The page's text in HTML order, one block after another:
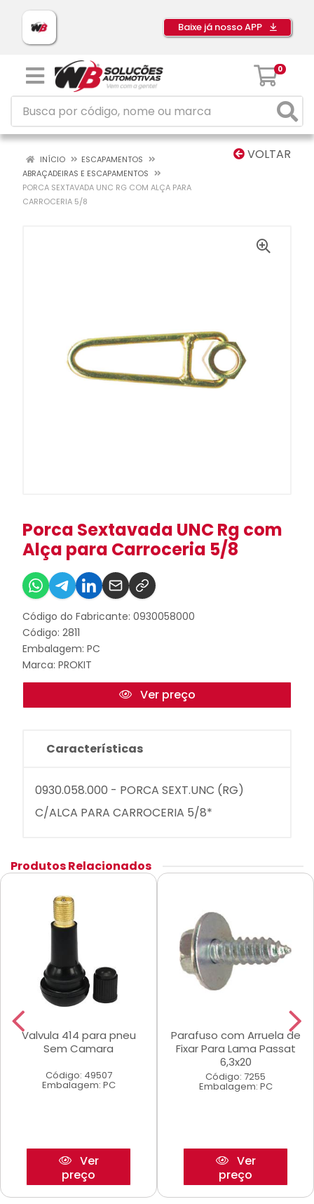
Baixe já nosso APP
0
VOLTAR
INÍCIO
ESCAPAMENTOS
ABRAÇADEIRAS E ESCAPAMENTOS
PORCA SEXTAVADA UNC RG COM ALÇA PARA
CARROCERIA 5/8
Porca Sextavada UNC Rg com
Alça para Carroceria 5/8
Código do Fabricante: 0930058000
Código: 2811
Embalagem: PC
Marca: PROKIT
Ver preço
Características
0930.058.000 - PORCA SEXT.UNC (RG)
C/ALCA PARA CARROCERIA 5/8*
Produtos Relacionados
Valvula 414 para pneu
Sem Camara
Código: 49507
Embalagem: PC
Ver
preço
Parafuso com Arruela de
Fixar Para Lama Passat
6,3x20
Código: 7255
Embalagem: PC
Ver
preço